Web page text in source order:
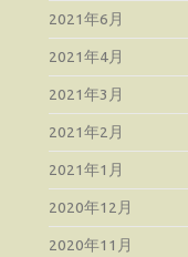
2021年6月
2021年4月
2021年3月
2021年2月
2021年1月
2020年12月
2020年11月